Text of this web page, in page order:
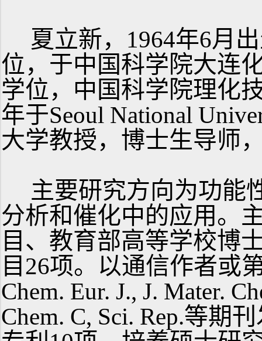
夏立新，1964年6月
位，于中国科学院大连
学位，中国科学院理化
年于Seoul National
大学教授，博士生导师
主要研究方向为功能
分析和催化中的应用。
目、教育部高等学校博
目26项。以通信作者或
Chem. Eur. J., J. Mater.
Chem. C, Sci. Rep.等期